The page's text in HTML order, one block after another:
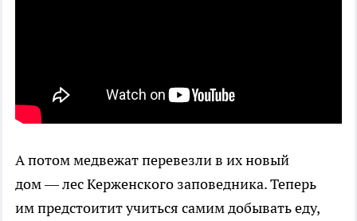
видео: Мария Попова
А потом медвежат перевезли в их новый
дом — лес Керженского заповедника. Теперь
им предстоитит учиться самим добывать еду,